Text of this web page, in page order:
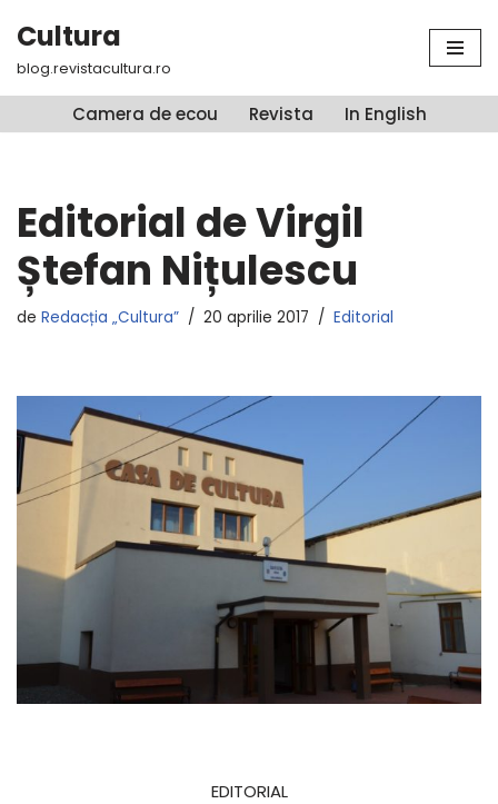
Sari
conținut
Cultura
blog.revistacultura.ro
Camera de ecou Revista In English
Editorial de Virgil
Ștefan Nițulescu
de Redacția „Cultura” 20 aprilie 2017 Editorial
EDITORIAL